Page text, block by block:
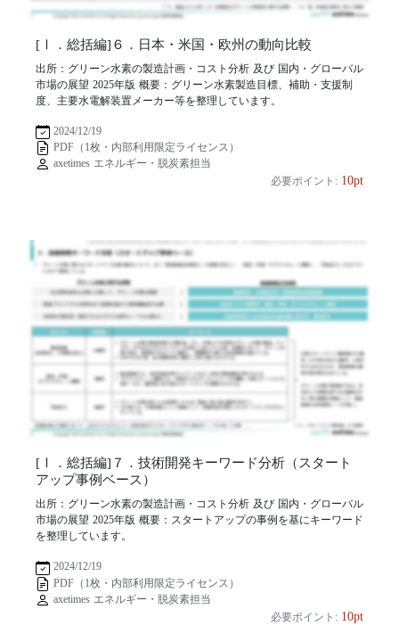
[Ⅰ．総括編]６．日本・米国・欧州の動向比較
出所：グリーン水素の製造計画・コスト分析 及び 国内・グローバル
市場の展望 2025年版 概要：グリーン水素製造目標、補助・支援制
度、主要水電解装置メーカー等を整理しています。
2024/12/19
PDF（1枚・内部利用限定ライセンス）
axetimes エネルギー・脱炭素担当
必要ポイント: 10pt
[Ⅰ．総括編]７．技術開発キーワード分析（スタート
アップ事例ベース）
出所：グリーン水素の製造計画・コスト分析 及び 国内・グローバル
市場の展望 2025年版 概要：スタートアップの事例を基にキーワード
を整理しています。
2024/12/19
PDF（1枚・内部利用限定ライセンス）
axetimes エネルギー・脱炭素担当
必要ポイント: 10pt